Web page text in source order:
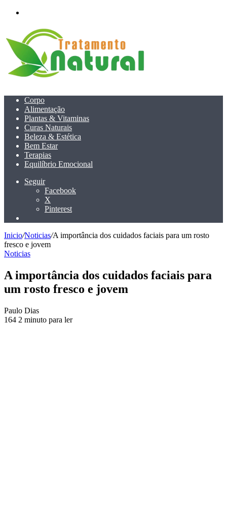
Corpo
Alimentação
Plantas & Vitaminas
Curas Naturais
Beleza & Estética
Bem Estar
Terapias
Equilíbrio Emocional
Seguir
Facebook
X
Pinterest
Inicio/Noticias/A importância dos cuidados faciais para um rosto
fresco e jovem
Noticias
A importância dos cuidados faciais para
um rosto fresco e jovem
Paulo DiasSend
an
164 2 minuto para ler